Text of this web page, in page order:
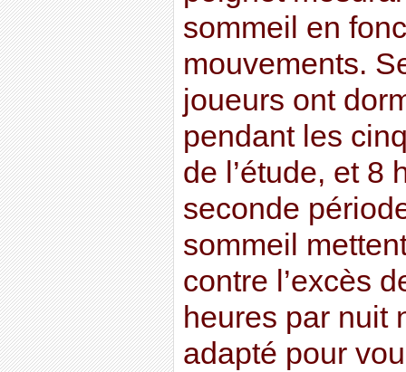
sommeil en
mouvements.
joueurs ont
pendant les
de l’étude, et 8
seconde
sommeil
contre l’excès
heures par nuit
adapté pour